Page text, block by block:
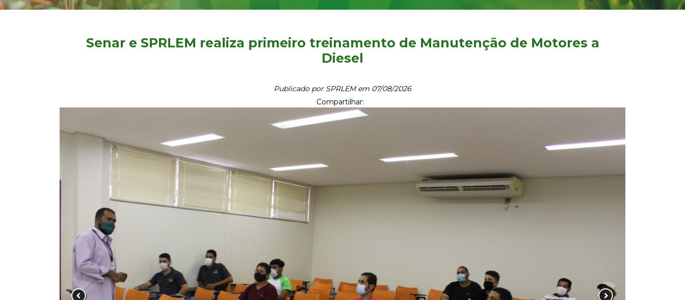
Senar e SPRLEM realiza primeiro treinamento de Manutenção de Motores a
Diesel
Publicado por SPRLEM em 07/08/2026
Compartilhar: